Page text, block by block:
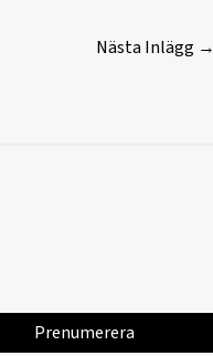
Nästa Inlägg →